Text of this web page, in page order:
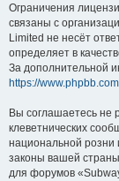
Ограничения
связаны с
Limited не несёт
определяет в
За дополнительной
https://
Вы соглашаетесь не
клеветнических
национальной розни
законы вашей
для форумов